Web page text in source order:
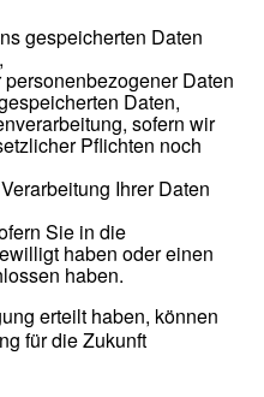
gespeicherten Daten
Daten
Daten,
sofern wir
Pflichten noch
Ihrer Daten
Sie in die
haben oder einen
haben.
erteilt haben, können
für die Zukunft